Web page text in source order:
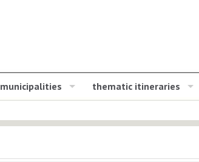
municipalities thematic itineraries